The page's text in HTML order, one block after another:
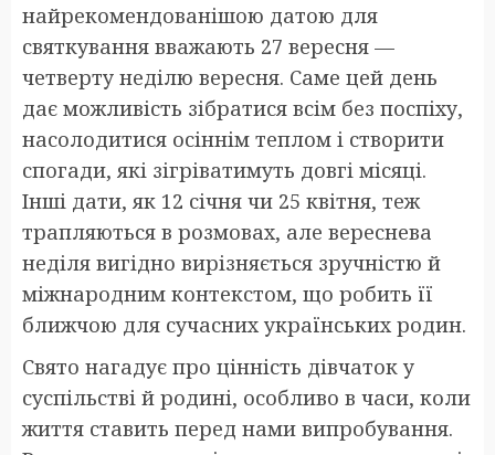
найрекомендованішою датою для
святкування вважають 27 вересня —
четверту неділю вересня. Саме цей день
дає можливість зібратися всім без поспіху,
насолодитися осіннім теплом і створити
спогади, які зігріватимуть довгі місяці.
Інші дати, як 12 січня чи 25 квітня, теж
трапляються в розмовах, але вереснева
неділя вигідно вирізняється зручністю й
міжнародним контекстом, що робить її
ближчою для сучасних українських родин.
Свято нагадує про цінність дівчаток у
суспільстві й родині, особливо в часи, коли
життя ставить перед нами випробування.